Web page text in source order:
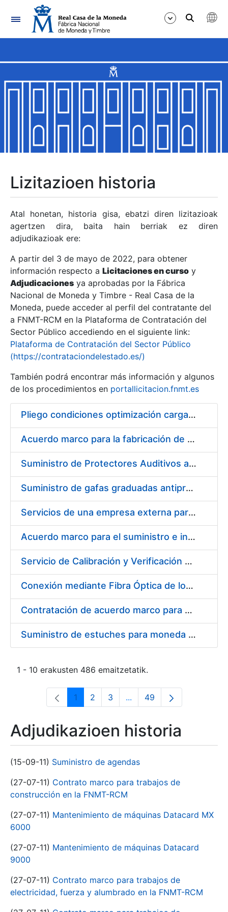
Nabigazioa
Erakutsi/Ezkutatu
Erakutsi/Ezkutatu
Erakutsi/Ezkutatu
Erakutsi/Ezkutatu
Erakutsi/Ezkutatu
Erakutsi/Ezkutatu
Erakutsi/Ezkutatu
Erakutsi/Ezkutatu
Lizitazioen historia
Atal honetan, historia gisa, ebatzi diren lizitazioak
agertzen dira, baita hain berriak ez diren
adjudikazioak ere:
A partir del 3 de mayo de 2022, para obtener
información respecto a Licitaciones en curso y
Adjudicaciones ya aprobadas por la Fábrica
Nacional de Moneda y Timbre - Real Casa de la
Moneda, puede acceder al perfil del contratante del
a FNMT-RCM en la Plataforma de Contratación del
Sector Público accediendo en el siguiente link:
Plataforma de Contratación del Sector Público
(https://contrataciondelestado.es/)
También podrá encontrar más información y algunos
de los procedimientos en portallicitacion.fnmt.es
Pliego condiciones optimización cargas compras firmado
Acuerdo marco para la fabricación de piezas
Suministro de Protectores Auditivos a medida para las personas trabajadoras de los Centros de Trabajo de Madrid y Burgos
Suministro de gafas graduadas antiproyecciones para los trabajadores de la FNMT-RCM en los centros de trabajo de Madrid y Burgos
Servicios de una empresa externa para el asesoramiento y resolución de los recursos de alzada que se presentan relacionados con procesos de selección para la FNMT-RCM
Acuerdo marco para el suministro e instalación de persianas, estores y otros complementos
Servicio de Calibración y Verificación Externa de los Equipos de Medición del Servicio de Prevención de la FNMT-RCM
Conexión mediante Fibra Óptica de los Centros de Proceso de Datos (CPDs) de las sedes de la FNMT-RCM de Burgos y Madrid
Contratación de acuerdo marco para el Suministro de Material de Electricidad para la Fábrica Nacional de Moneda y Timbre-Real Casa de la Moneda en su centro de trabajo de Burgos
Suministro de estuches para moneda de 30 €
1 - 10 erakusten 486 emaitzetatik.
Orrialdea
1 Orrialdea
2 Orrialdea
3 ...Intermediate Pages Use
Orrialdea
49
Adjudikazioen historia
(15-09-11) Suministro de agendas
(27-07-11) Contrato marco para trabajos de
construcción en la FNMT-RCM
(27-07-11) Mantenimiento de máquinas Datacard MX
6000
(27-07-11) Mantenimiento de máquinas Datacard
9000
(27-07-11) Contrato marco para trabajos de
electricidad, fuerza y alumbrado en la FNMT-RCM